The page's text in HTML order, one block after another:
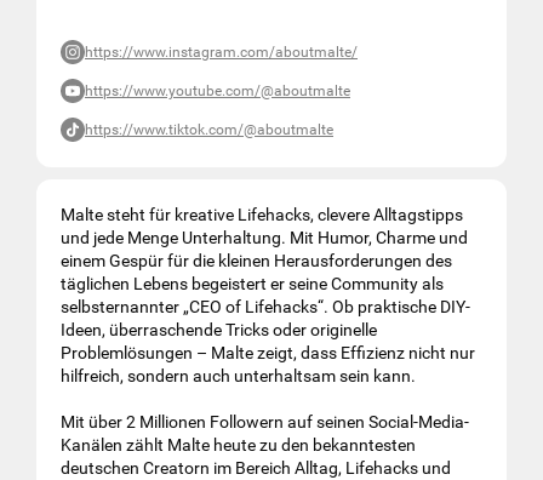
https://www.instagram.com/aboutmalte/
https://www.youtube.com/@aboutmalte
https://www.tiktok.com/@aboutmalte
Malte steht für kreative Lifehacks, clevere Alltagstipps
und jede Menge Unterhaltung. Mit Humor, Charme und
einem Gespür für die kleinen Herausforderungen des
täglichen Lebens begeistert er seine Community als
selbsternannter „CEO of Lifehacks“. Ob praktische DIY-
Ideen, überraschende Tricks oder originelle
Problemlösungen – Malte zeigt, dass Effizienz nicht nur
hilfreich, sondern auch unterhaltsam sein kann.
Mit über 2 Millionen Followern auf seinen Social-Media-
Kanälen zählt Malte heute zu den bekanntesten
deutschen Creatorn im Bereich Alltag, Lifehacks und